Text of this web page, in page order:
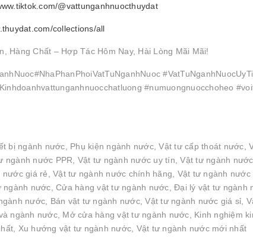
@vattunganhnuocthuydat
collections/all
Hàng Chất – Hợp Tác Hôm Nay, Hài Lòng Mãi Mãi!
#numuongnuocchoheo
bị ngành nước, Phụ kiện ngành nước, Vật tư cấp thoát nước,
ngành nước PPR, Vật tư ngành nước uy tín, Vật tư ngành
giá rẻ, Vật tư ngành nước chính hãng, Vật tư ngành
ngành nước, Cửa hàng vật tư ngành nước, Đại lý vật tư ngành
nước, Bán vật tư ngành nước, Vật tư ngành nước giá sỉ,
ngành nước, Mở cửa hàng vật tư ngành nước, Kinh nghiệm
Xu hướng vật tư ngành nước, Vật tư ngành nước mới nhất